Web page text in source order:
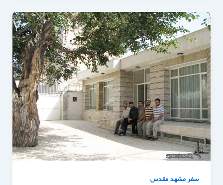
سفر مشهد مقدس